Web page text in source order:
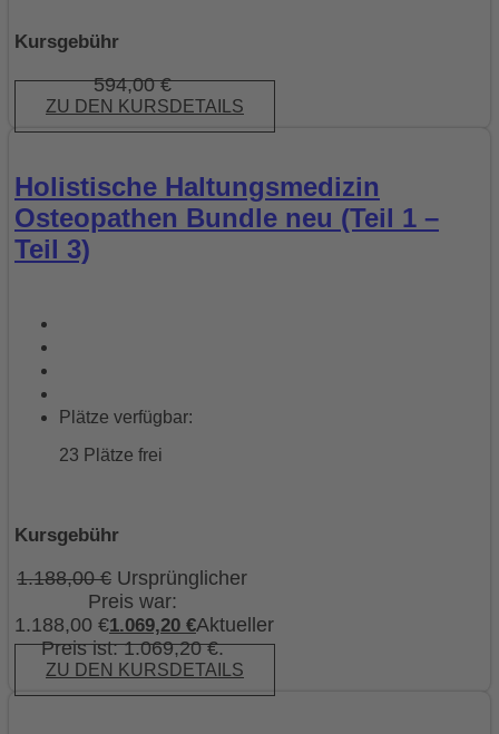
Kursgebühr
594,00€
ZU DEN KURSDETAILS
Holistische Haltungsmedizin
Osteopathen Bundle neu (Teil 1 –
Teil 3)
Plätze verfügbar:
23 Plätze frei
Kursgebühr
1.188,00€ Ursprünglicher
Preis war:
1.188,00 €1.069,20 €Aktueller
Preis ist: 1.069,20 €.
ZU DEN KURSDETAILS